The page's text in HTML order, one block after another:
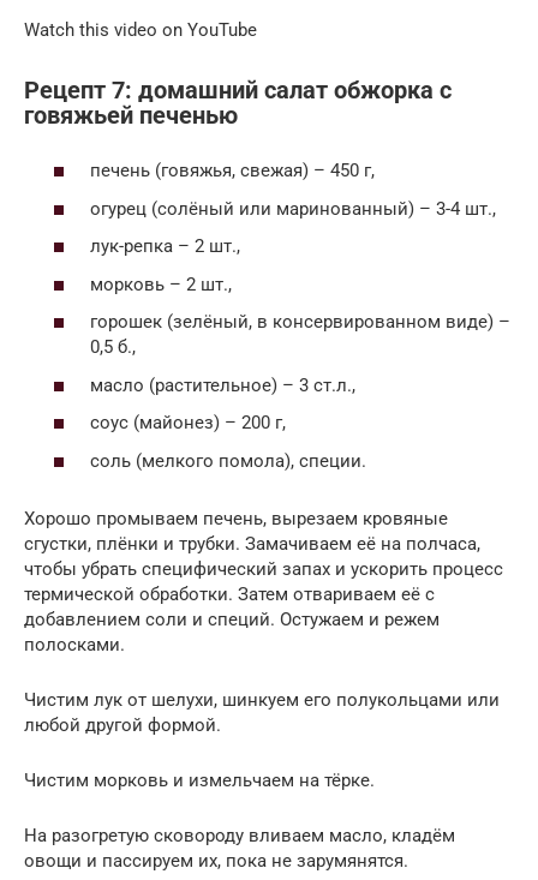
Watch this video on YouTube
Рецепт 7: домашний салат обжорка с
говяжьей печенью
печень (говяжья, свежая) – 450 г,
огурец (солёный или маринованный) – 3-4 шт.,
лук-репка – 2 шт.,
морковь – 2 шт.,
горошек (зелёный, в консервированном виде) –
0,5 б.,
масло (растительное) – 3 ст.л.,
соус (майонез) – 200 г,
соль (мелкого помола), специи.
Хорошо промываем печень, вырезаем кровяные
сгустки, плёнки и трубки. Замачиваем её на полчаса,
чтобы убрать специфический запах и ускорить процесс
термической обработки. Затем отвариваем её с
добавлением соли и специй. Остужаем и режем
полосками.
Чистим лук от шелухи, шинкуем его полукольцами или
любой другой формой.
Чистим морковь и измельчаем на тёрке.
На разогретую сковороду вливаем масло, кладём
овощи и пассируем их, пока не зарумянятся.